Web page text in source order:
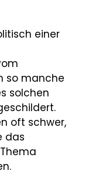
einer
so manche
solchen
oft schwer,
das